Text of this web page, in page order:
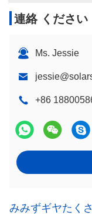
連絡 ください
Ms. Jessie
+86
みみずギヤたく